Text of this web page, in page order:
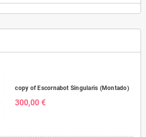
copy of Escornabot Singularis (Montado)
300,00 €